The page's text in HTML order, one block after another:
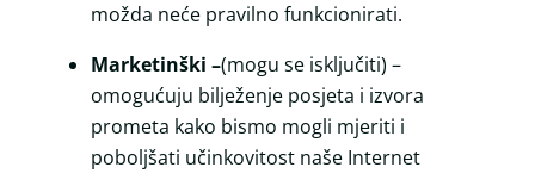
možda neće pravilno funkcionirati.
Marketinški –(mogu se isključiti) –
omogućuju bilježenje posjeta i izvora
prometa kako bismo mogli mjeriti i
poboljšati učinkovitost naše Internet